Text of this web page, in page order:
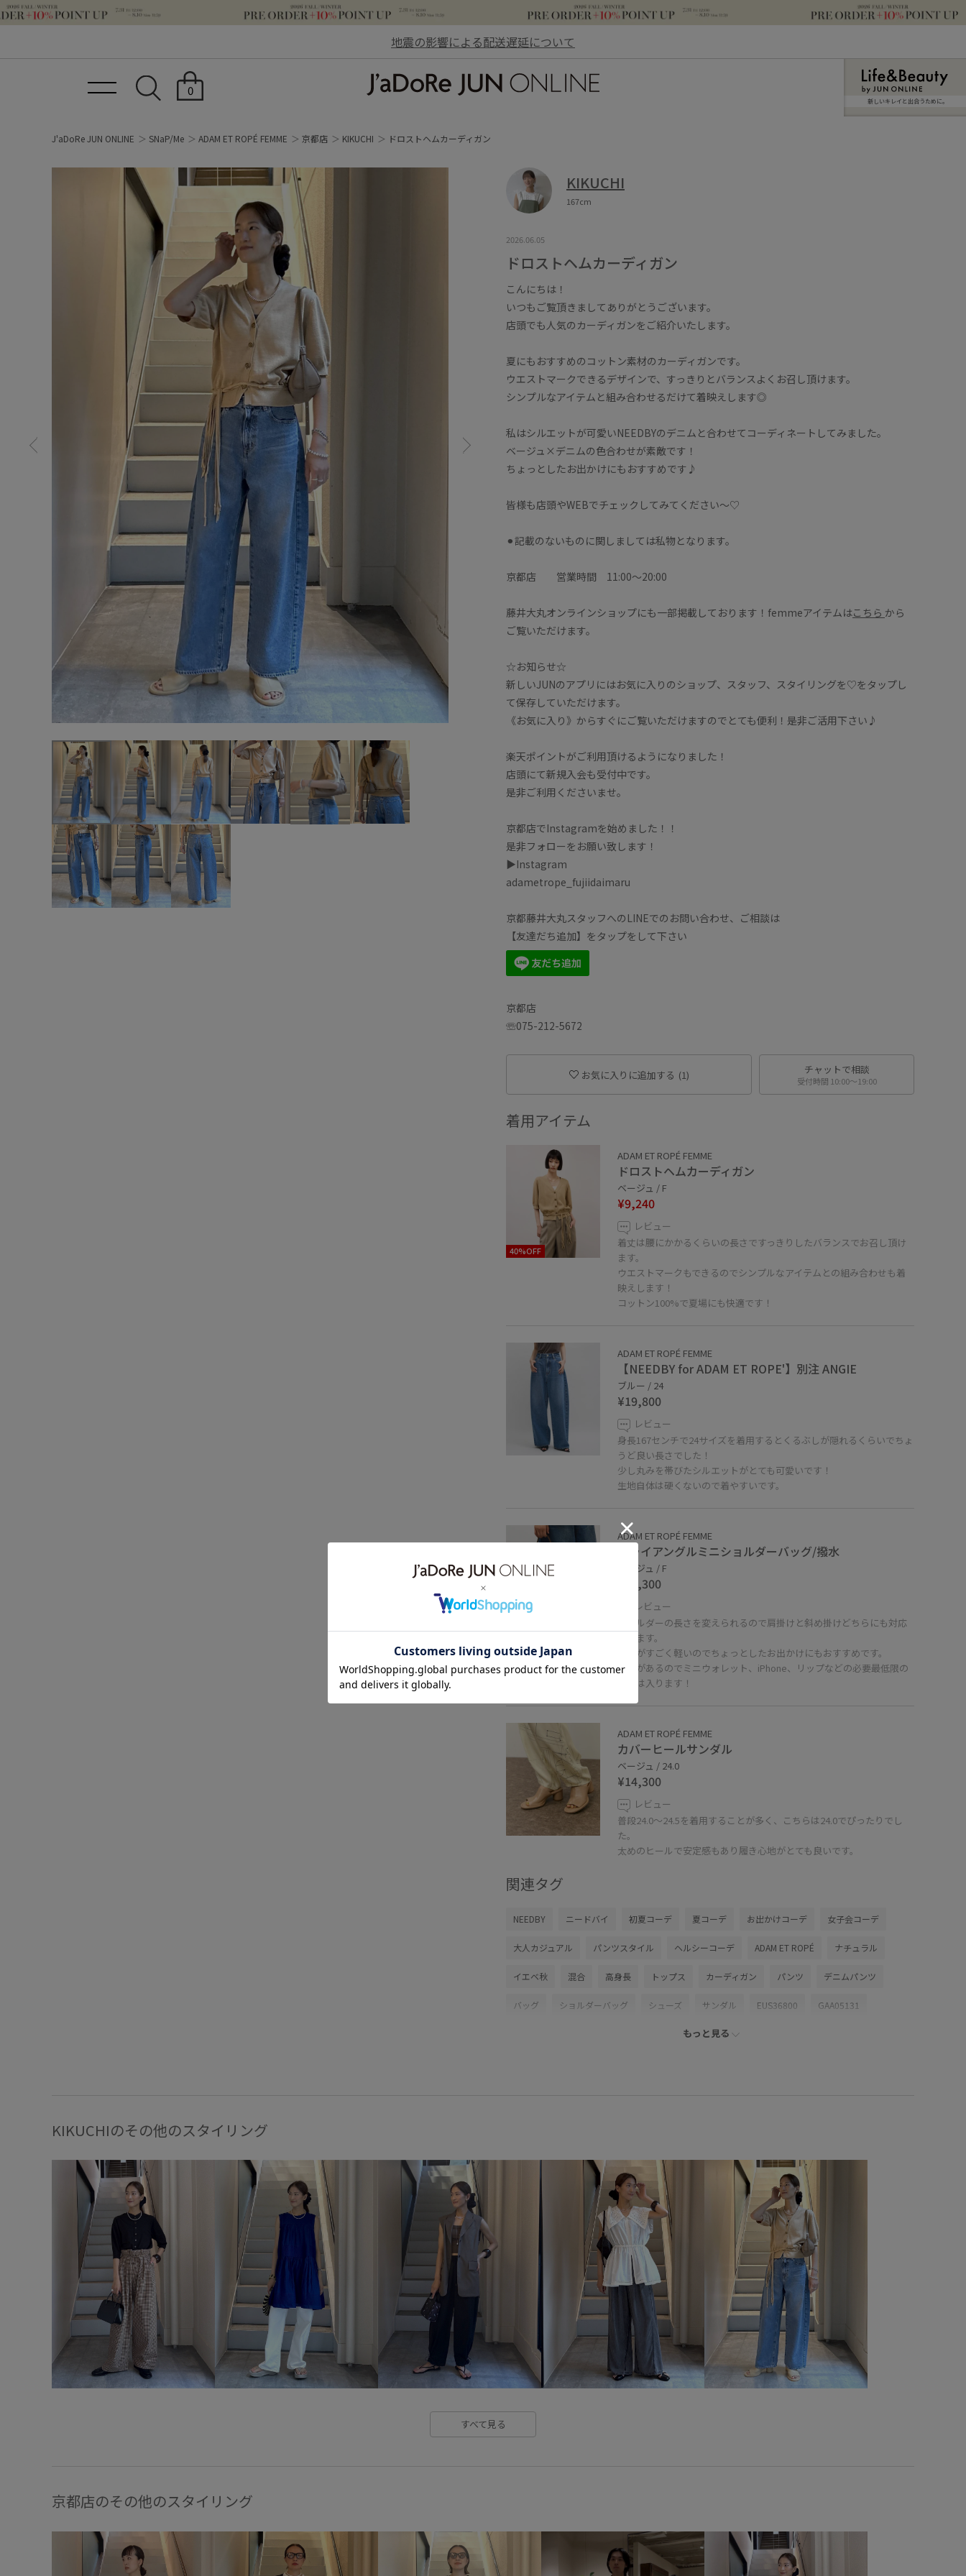
地震の影響による配送遅延について
0
新しいキレイと出合うために。
J'aDoRe JUN ONLINE SNaP/Me ADAM ET ROPÉ FEMME 京都店 KIKUCHI ドロストヘムカーディガン
KIKUCHI
167cm
2026.06.05
ドロストヘムカーディガン
こんにちは！
いつもご覧頂きましてありがとうございます。
店頭でも人気のカーディガンをご紹介いたします。
夏にもおすすめのコットン素材のカーディガンです。
ウエストマークできるデザインで、すっきりとバランスよくお召し頂けます。
シンプルなアイテムと組み合わせるだけて着映えします◎
私はシルエットが可愛いNEEDBYのデニムと合わせてコーディネートしてみました。
ベージュ×デニムの色合わせが素敵です！
ちょっとしたお出かけにもおすすめです♪
皆様も店頭やWEBでチェックしてみてください〜♡
⚫︎記載のないものに関しましては私物となります。
京都店 営業時間 11:00〜20:00
藤井大丸オンラインショップにも一部掲載しております！femmeアイテムはこちら から
ご覧いただけます。
☆お知らせ☆
新しいJUNのアプリにはお気に入りのショップ、スタッフ、スタイリングを♡をタップし
て保存していただけます。
《お気に入り》からすぐにご覧いただけますのでとても便利！是非ご活用下さい♪
楽天ポイントがご利用頂けるようになりました！
店頭にて新規入会も受付中です。
是非ご利用くださいませ。
京都店でInstagramを始めました！！
是非フォローをお願い致します！
▶︎Instagram
adametrope_fujiidaimaru
京都藤井大丸スタッフへのLINEでのお問い合わせ、ご相談は
【友達だち追加】をタップをして下さい
京都店
☏︎075-212-5672
お気に入りに追加する (1) チャットで相談
受付時間 10:00〜19:00
着用アイテム
40%OFF
ADAM ET ROPÉ FEMME
ドロストヘムカーディガン
ベージュ / F
¥9,240
レビュー
着丈は腰にかかるくらいの長さですっきりしたバランスでお召し頂け
ます。
ウエストマークもできるのでシンプルなアイテムとの組み合わせも着
映えします！
コットン100%で夏場にも快適です！
ADAM ET ROPÉ FEMME
【NEEDBY for ADAM ET ROPE'】別注 ANGIE
ブルー / 24
¥19,800
レビュー
身長167センチで24サイズを着用するとくるぶしが隠れるくらいでちょ
うど良い長さでした！
少し丸みを帯びたシルエットがとても可愛いです！
生地自体は硬くないので着やすいです。
ADAM ET ROPÉ FEMME
トライアングルミニショルダーバッグ/撥水
ベージュ / F
¥14,300
レビュー
ショルダーの長さを変えられるので肩掛けと斜め掛けどちらにも対応
できます。
本体がすごく軽いのでちょっとしたお出かけにもおすすめです。
マチがあるのでミニウォレット、iPhone、リップなどの必要最低限の
モノは入ります！
ADAM ET ROPÉ FEMME
カバーヒールサンダル
ベージュ / 24.0
¥14,300
レビュー
普段24.0〜24.5を着用することが多く、こちらは24.0でぴったりでし
た。
太めのヒールで安定感もあり履き心地がとても良いです。
関連タグ
NEEDBY ニードバイ 初夏コーデ 夏コーデ お出かけコーデ 女子会コーデ
大人カジュアル パンツスタイル ヘルシーコーデ ADAM ET ROPÉ ナチュラル
イエベ秋 混合 高身長 トップス カーディガン パンツ デニムパンツ
バッグ ショルダーバッグ シューズ サンダル EUS36800 GAA05131
Vネック Wpickup_items
別注アイテム 大人っぽい
清涼感 美シルエット 薄手 軽羽織26SS
もっと見る
KIKUCHIのその他のスタイリング
すべて見る
京都店のその他のスタイリング